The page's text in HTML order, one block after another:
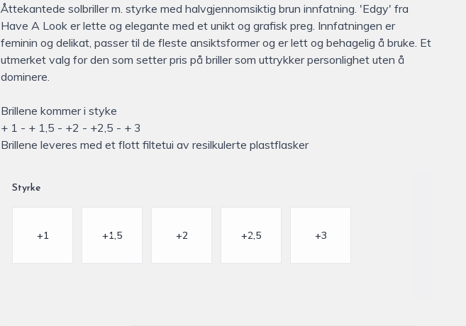
Åttekantede solbriller m. styrke med halvgjennomsiktig brun innfatning. 'Edgy' fra
Have A Look er lette og elegante med et unikt og grafisk preg. Innfatningen er
feminin og delikat, passer til de fleste ansiktsformer og er lett og behagelig å bruke. Et
utmerket valg for den som setter pris på briller som uttrykker personlighet uten å
dominere.
Brillene kommer i styke
+ 1 - + 1,5 - +2 - +2,5 - + 3
Brillene leveres med et flott filtetui av resilkulerte plastflasker
Styrke
+1 +1,5 +2 +2,5 +3